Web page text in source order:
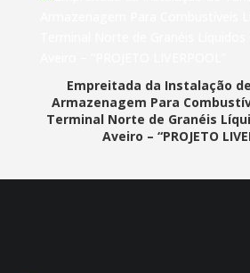
Empreitada da Instalação
Armazenagem Para
Terminal Norte de Granéis
Aveiro – “PROJETO